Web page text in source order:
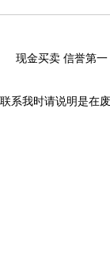
现金买卖 信誉第
联系我时请说明是在